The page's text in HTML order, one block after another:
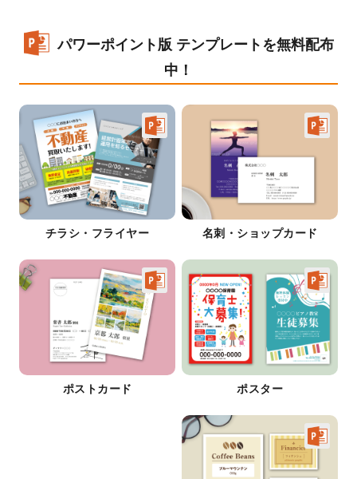
パワーポイント版 テンプレートを無料配布
中！
チラシ・フライヤー 名刺・ショップカード
ポストカード ポスター